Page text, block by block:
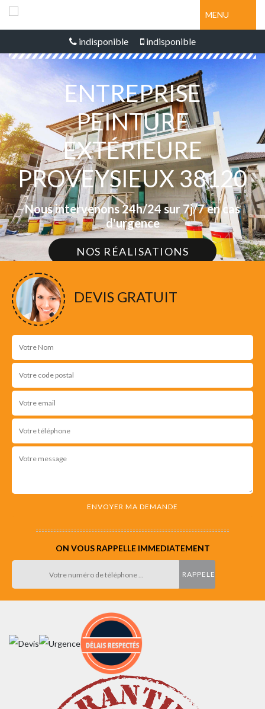
MENU
indisponible indisponible
ENTREPRISE
PEINTURE
EXTÉRIEURE
PROVEYSIEUX 38120
Nous intervenons 24h/24 sur 7j/7 en cas
d'urgence
NOS RÉALISATIONS
DEVIS GRATUIT
ON VOUS RAPPELLE IMMEDIATEMENT